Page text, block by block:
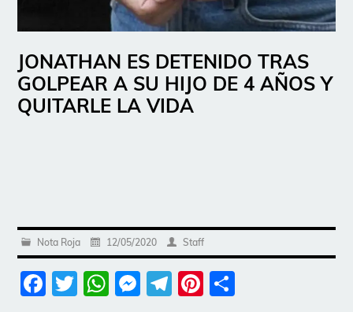
JONATHAN ES DETENIDO TRAS
GOLPEAR A SU HIJO DE 4 AÑOS Y
QUITARLE LA VIDA
Nota Roja 12/05/2020 Staff
Facebook
Twitter
WhatsApp
Messenger
Telegram
Pinterest